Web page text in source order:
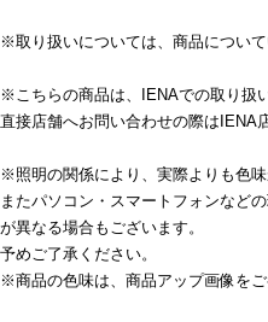
※取り扱いについては、商品につい
※こちらの商品は、IENAでの取り扱
直接店舗へお問い合わせの際はIENA
※照明の関係により、実際よりも色
またパソコン・スマートフォンなど
が異なる場合もございます。
予めご了承ください。
※商品の色味は、商品アップ画像をご